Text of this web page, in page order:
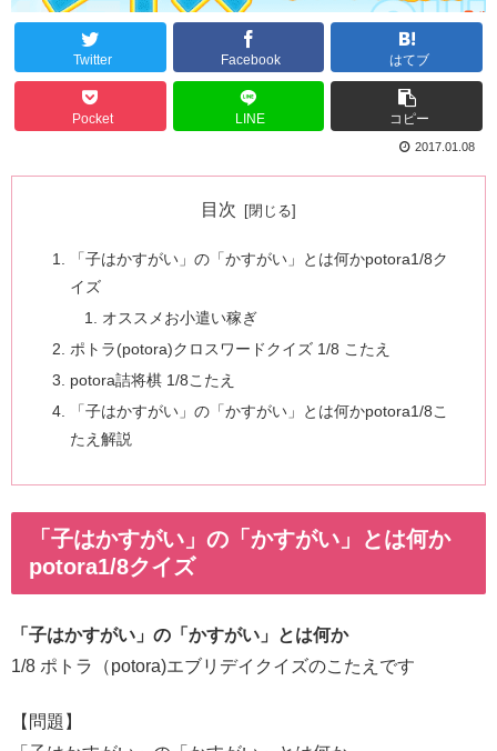
Twitter Facebook はてブ
Pocket LINE コピー
2017.01.08
目次
「子はかすがい」の「かすがい」とは何かpotora1/8ク
イズ
オススメお小遣い稼ぎ
ポトラ(potora)クロスワードクイズ 1/8 こたえ
potora詰将棋 1/8こたえ
「子はかすがい」の「かすがい」とは何かpotora1/8こ
たえ解説
「子はかすがい」の「かすがい」とは何か
potora1/8クイズ
「子はかすがい」の「かすがい」とは何か
1/8 ポトラ（potora)エブリデイクイズのこたえです
【問題】